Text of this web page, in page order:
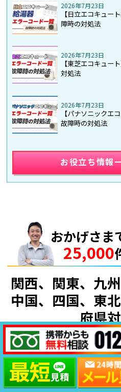
2026年7月23日
【日立エコキュー
障時の対処法
2026年7月23日
【東芝エコキュー
対処法
2026年7月23日
【パナソニックエ
故障時の対処法
お役立ち情報
おかげさま
25,000
関西、関東、九
中国、四国、東
府県
関西地
大阪府 兵庫